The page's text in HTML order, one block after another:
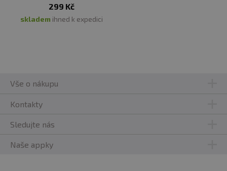
299 Kč
skladem ihned k expedici
Vše o nákupu
Kontakty
Sledujte nás
Naše appky